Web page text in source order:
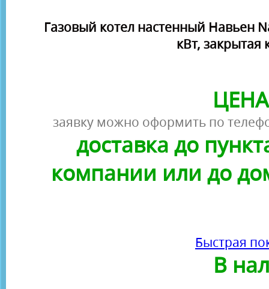
Газовый котел настенный Навьен
кВт, закрытая
заявку можно оформить по
доставка до
компании или до
Быстрая
В